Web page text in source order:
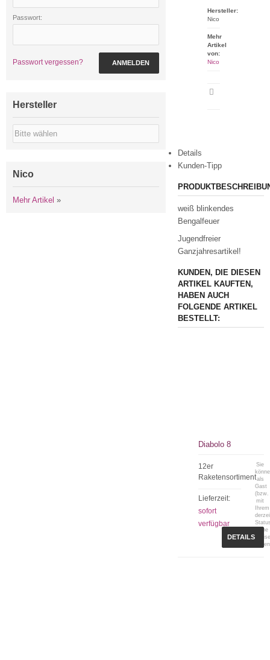
Hersteller:
Nico
Mehr
Artikel
von:
Nico
Details
Kunden-Tipp
weiß blinkendes
Bengalfeuer
Jugendfreier
Ganzjahresartikel!
KUNDEN, DIE DIESEN
ARTIKEL KAUFTEN,
HABEN AUCH
FOLGENDE ARTIKEL
BESTELLT:
Diabolo 8
12er
Raketensortiment
Lieferzeit:
sofort
verfügbar
Sie
als
Gast
(bzw.
mit
Ihrem
keine
DETAILS
Passwort:
Passwort vergessen? ANMELDEN
Hersteller
Nico
Mehr Artikel »